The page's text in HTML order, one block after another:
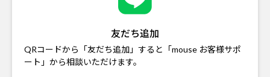
友だち追加
QRコードから「友だち追加」すると「mouse お客様サポ
ート」から相談いただけます。